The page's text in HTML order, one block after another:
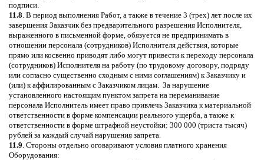
подписи.
11.8. В период выполнения Работ, а также в течение 3 (трех) лет после их
завершения Заказчик без предварительного разрешения Исполнителя,
выраженного в письменной форме, обязуется не предпринимать в
отношении персонала (сотрудников) Исполнителя действия, которые
прямо или косвенно приводят либо могут привести к переходу персонала
(сотрудников) Исполнителя на работу (по трудовому договору, подряду
или согласно существенно сходным с ними соглашениям) к Заказчику и
(или) к аффилированным с Заказчиком лицам. За нарушение
установленного настоящим пунктом запрета на переманивание
персонала Исполнитель имеет право привлечь Заказчика к материальной
ответственности в форме компенсации реального ущерба, а также к
ответственности в форме штрафной неустойки: 300 000 (триста тысяч)
рублей за каждый случай нарушения запрета.
11.9. Стороны отдельно оговаривают условия платного хранения
Оборудования: